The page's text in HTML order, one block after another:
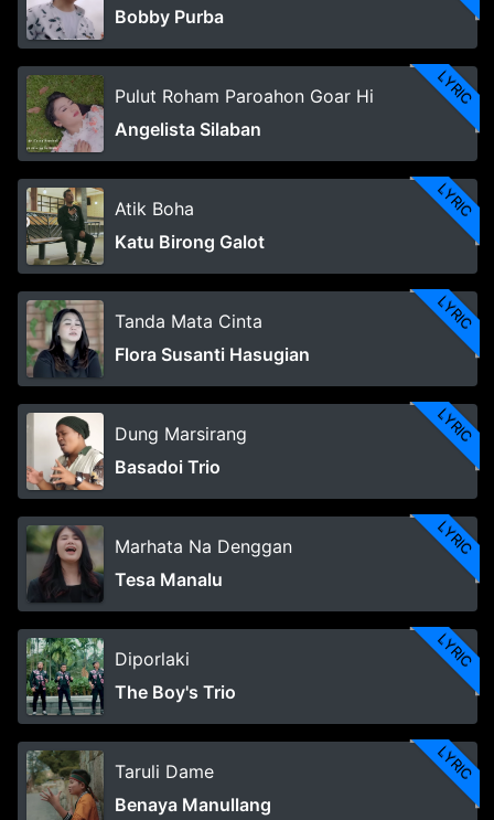
Bobby Purba
LYRIC
Pulut Roham Paroahon Goar Hi
Angelista Silaban
LYRIC
Atik Boha
Katu Birong Galot
LYRIC
Tanda Mata Cinta
Flora Susanti Hasugian
LYRIC
Dung Marsirang
Basadoi Trio
LYRIC
Marhata Na Denggan
Tesa Manalu
LYRIC
Diporlaki
The Boy's Trio
LYRIC
Taruli Dame
Benaya Manullang